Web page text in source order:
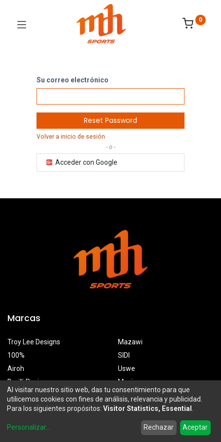
Wishlist Account
0
Su correo electrónico
Reset Password
Volver a inicio de sesión
- o -
Acceder con Google
Marcas
Troy Lee Designs
100%
Airoh
Borilli Racing
Mazawi
SIDI
Uswe
Maxima
MDH Sports
Prolongación Mariano Otero 2929-A, Santa Ana Tepetitlán
Al visitar nuestro sitio web, das tu consentimiento para que
utilicemos cookies con fines de análisis, relevancia y publicidad.
Para los siguientes propósitos: Visitor Statistics, Essential
Personalizar... Rechazar Aceptar